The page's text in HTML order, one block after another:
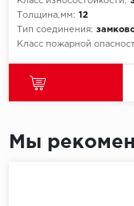
Толщина,мм: 12
Тип соединения:
Класс пожарной
Мы